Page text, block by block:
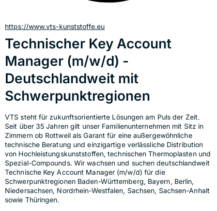
https://www.vts-kunststoffe.eu
Technischer Key Account
Manager (m/w/d) -
Deutschlandweit mit
Schwerpunktregionen
VTS steht für zukunftsorientierte Lösungen am Puls der Zeit.
Seit über 35 Jahren gilt unser Familienunternehmen mit Sitz in
Zimmern ob Rottweil als Garant für eine außergewöhnliche
technische Beratung und einzigartige verlässliche Distribution
von Hochleistungskunststoffen, technischen Thermoplasten und
Spezial-Compounds. Wir wachsen und suchen deutschlandweit
Technische Key Account Manager (m/w/d) für die
Schwerpunktregionen Baden-Württemberg, Bayern, Berlin,
Niedersachsen, Nordrhein-Westfalen, Sachsen, Sachsen-Anhalt
sowie Thüringen.